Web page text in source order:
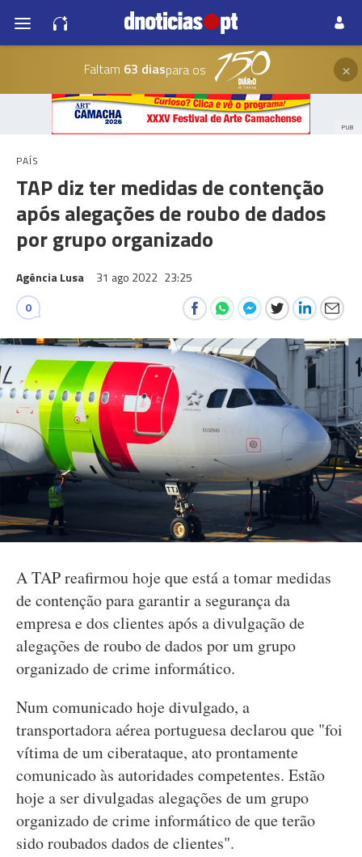
Faltam 63 diaspara os ×
PUB
PAÍS
TAP diz ter medidas de contenção
após alegações de roubo de dados
por grupo organizado
Agência Lusa 31 ago 2022 23:25
0
A TAP reafirmou hoje que está a tomar medidas
de contenção para garantir a segurança da
empresa e dos clientes após a divulgação de
alegações de roubo de dados por um grupo
organizado de crime informático.
Num comunicado hoje divulgado, a
transportadora aérea portuguesa declarou que "foi
vítima de um ciberataque, ato prontamente
comunicado às autoridades competentes. Estão
hoje a ser divulgadas alegações de um grupo
organizado de crime informático de que terão
sido roubados dados de clientes".